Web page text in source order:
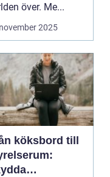
över. Me...
2025
köksbord till